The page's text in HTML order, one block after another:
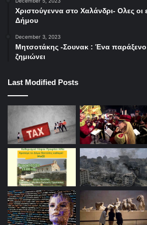
Οι αναδυόμενες αγορές, στις οποίες
Χ.Α., αποτελούν πολύ μικρό κομμάτι
επενδυτικής «πίτας» και
κεφάλαια. Για παράδειγμα, στον
13%.
Χρηματιστήριο
Χριστούγεννα στο Χαλάνδρι- Ολες οι
Δήμου
December 3, 2023
Μητσοτάκης -Σουνακ : Ένα
ζημιώνει
Last Modified Posts